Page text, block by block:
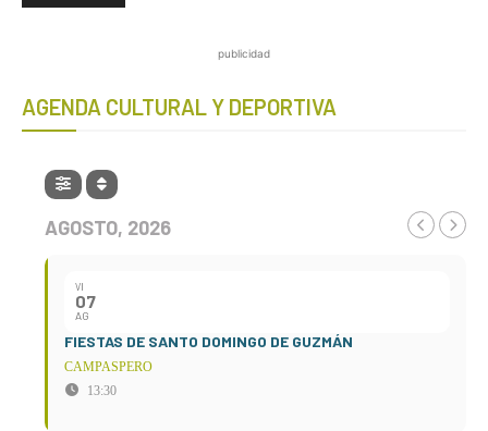
publicidad
AGENDA CULTURAL Y DEPORTIVA
AGOSTO, 2026
VI
07
AG
FIESTAS DE SANTO DOMINGO DE GUZMÁN
CAMPASPERO
13:30